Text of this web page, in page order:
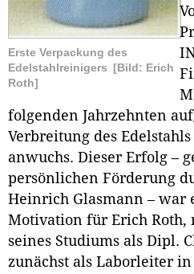
Erste Verpackung des
Edelstahlreinigers [Bild: Erich
Roth]
folgenden Jahrzehnten
Verbreitung des
anwuchs. Dieser Erfolg –
persönlichen Förderung
Heinrich Glasmann – war
Motivation für Erich Roth,
seines Studiums als Dipl.
zunächst als Laborleiter